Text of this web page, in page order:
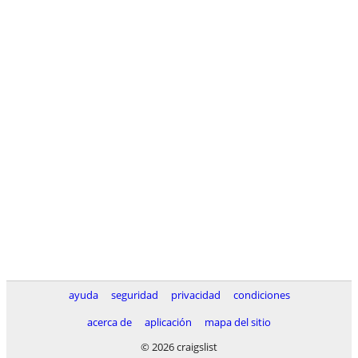
ayuda seguridad privacidad
condiciones
acerca de
aplicación
mapa del sitio
© 2026 craigslist